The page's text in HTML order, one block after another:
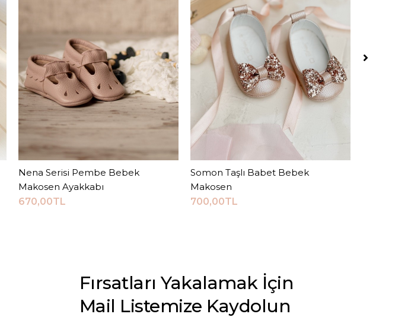
Sepete Ekle
Nena Serisi Pembe Bebek
Makosen Ayakkabı
670,00TL
Sepete Ekle
Somon Taşlı Babet Bebek
Makosen
700,00TL
Fırsatları Yakalamak İçin
Mail Listemize Kaydolun